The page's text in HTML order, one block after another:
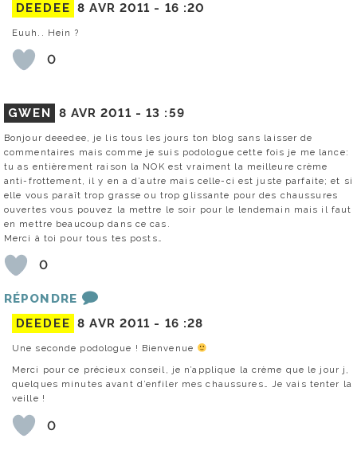
DEEDEE 8 AVR 2011 - 16 :20
Euuh.. Hein ?
0
GWEN 8 AVR 2011 -13 :59
Bonjour deeedee, je lis tous les jours ton blog sans laisser de
commentaires mais comme je suis podologue cette fois je me lance:
tu as entièrement raison la NOK est vraiment la meilleure crème
anti-frottement, il y en a d’autre mais celle-ci est juste parfaite; et si
elle vous paraît trop grasse ou trop glissante pour des chaussures
ouvertes vous pouvez la mettre le soir pour le lendemain mais il faut
en mettre beaucoup dans ce cas.
Merci à toi pour tous tes posts…
0
RÉPONDRE
DEEDEE 8 AVR 2011 - 16 :28
Une seconde podologue ! Bienvenue
Merci pour ce précieux conseil, je n’applique la crème que le jour j,
quelques minutes avant d’enfiler mes chaussures… Je vais tenter la
veille !
0